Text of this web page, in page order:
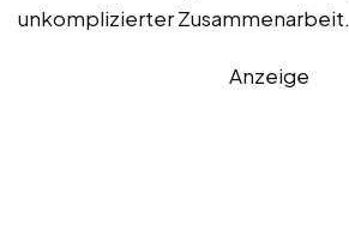
unkomplizierter Zusammenarbeit.
Anzeige